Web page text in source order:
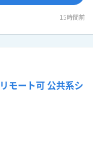
15時間前
モート可 公共系シ